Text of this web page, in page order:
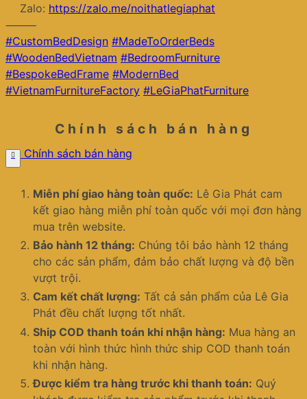
Zalo: https://zalo.me/noithatlegiaphat
⸻
#CustomBedDesign #MadeToOrderBeds
#WoodenBedVietnam #BedroomFurniture
#BespokeBedFrame #ModernBed
#VietnamFurnitureFactory #LeGiaPhatFurniture
Chính sách bán hàng
Chính sách bán hàng
Miễn phí giao hàng toàn quốc: Lê Gia Phát cam
kết giao hàng miễn phí toàn quốc với mọi đơn hàng
mua trên website.
Bảo hành 12 tháng: Chúng tôi bảo hành 12 tháng
cho các sản phẩm, đảm bảo chất lượng và độ bền
vượt trội.
Cam kết chất lượng: Tất cả sản phẩm của Lê Gia
Phát đều chất lượng tốt nhất.
Ship COD thanh toán khi nhận hàng: Mua hàng an
toàn với hình thức hình thức ship COD thanh toán
khi nhận hàng.
Được kiểm tra hàng trước khi thanh toán: Quý